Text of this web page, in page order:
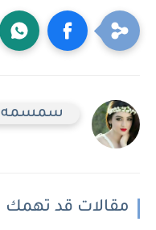
سمسمه
مقالات قد تهمك